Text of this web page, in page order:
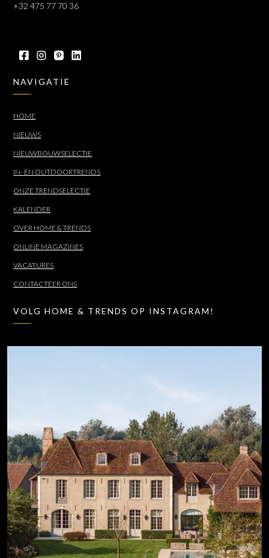
+32 475 77 70 36
NAVIGATIE
HOME
NIEUWS
NIEUWBOUWSELECTIE
IN- EN OUTDOORTRENDS
ONZE TRENDSELECTIE
KALENDER
OVER HOME & TRENDS
ONLINE MAGAZINES
VACATURES
CONTACTEER ONS
VOLG HOME & TRENDS OP INSTAGRAM!